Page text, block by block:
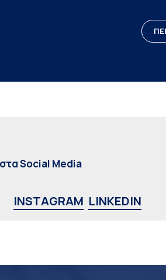
Social Media
INSTAGRAM LINKEDIN